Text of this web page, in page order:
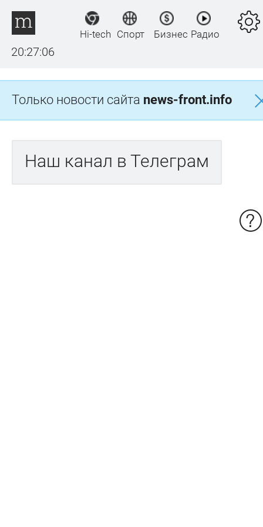
20:27:06
Hi-tech Спорт Бизнес Радио
Только новости сайта news-front.info
Наш канал в Телеграм